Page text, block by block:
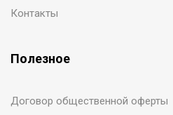
Контакты
Полезное
Договор общественной оферты